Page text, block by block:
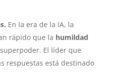
En la era de la IA, la
rápido que la humildad
El líder que
respuestas está destinado